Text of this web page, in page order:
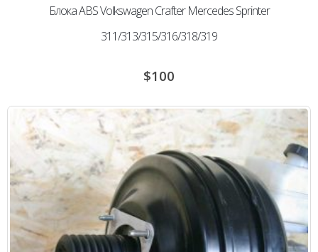
Блока ABS Volkswagen Сrafter Mercedes Sprinter
311/313/315/316/318/319
$100